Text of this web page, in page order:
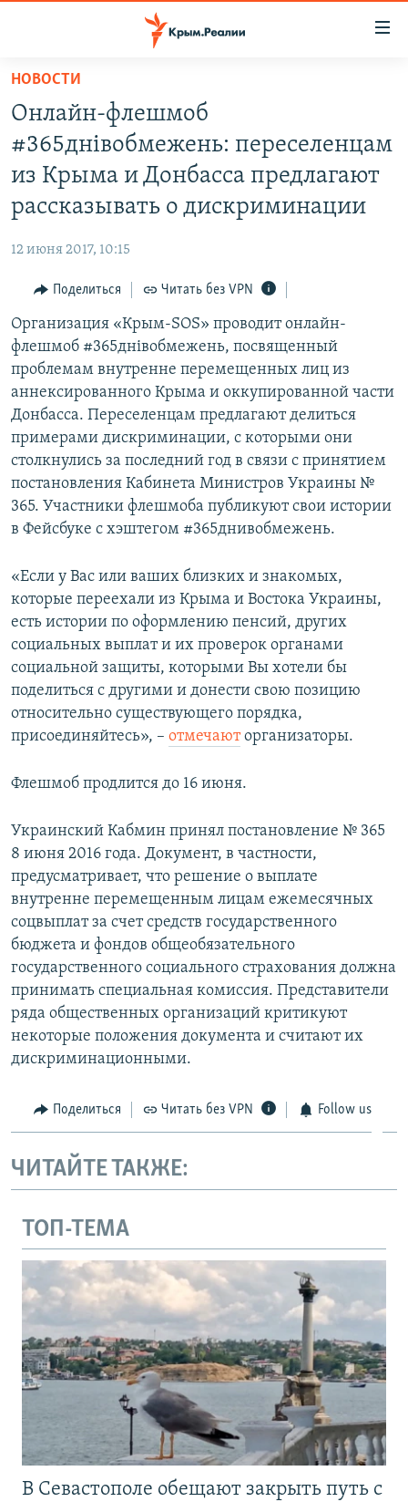
Вернуться
основному
содержанию
Вернутся
главной
Вернутся
поиску
СПЕЦПРОЕКТЫ
ГРУЗ 200
ВОДА
ИНФОГРАФИКА
ТЕЛЕПРОЕКТ КРЫМ.РЕАЛИИ
СОВЕТЫ ПРАВОЗАЩИТНИКОВ
ПРОПАВШИЕ БЕЗ ВЕСТИ
ПОБЕДИТЕЛЕЙ НЕ СУДЯТ?
КРЫМ.НЕПОКОРЕННЫЙ
ELIFBE
УКРАИНСКАЯ ПРОБЛЕМА КРЫМА
РАДІО СВОБОДА
КАК ОБОЙТИ БЛОКИРОВКУ
Українською
Qırımtatar
ПРИСОЕДИНЯЙТЕСЬ!
НОВОСТИ
Онлайн-флешмоб
#365днівобмежень: переселенцам
из Крыма и Донбасса предлагают
рассказывать о дискриминации
12 июня 2017, 10:15
Поделиться Читать без VPN
Организация «Крым-SOS» проводит онлайн-
флешмоб #365днівобмежень, посвященный
проблемам внутренне перемещенных лиц из
аннексированного Крыма и оккупированной части
Донбасса. Переселенцам предлагают делиться
примерами дискриминации, с которыми они
столкнулись за последний год в связи с принятием
постановления Кабинета Министров Украины №
365. Участники флешмоба публикуют свои истории
в Фейсбуке с хэштегом #365днивобмежень.
«Если у Вас или ваших близких и знакомых,
которые переехали из Крыма и Востока Украины,
есть истории по оформлению пенсий, других
социальных выплат и их проверок органами
социальной защиты, которыми Вы хотели бы
поделиться с другими и донести свою позицию
относительно существующего порядка,
присоединяйтесь», – отмечаюторганизаторы.
Флешмоб продлится до 16 июня.
Украинский Кабмин принял постановление № 365
8 июня 2016 года. Документ, в частности,
предусматривает, что решение о выплате
внутренне перемещенным лицам ежемесячных
соцвыплат за счет средств государственного
бюджета и фондов общеобязательного
государственного социального страхования должна
принимать специальная комиссия. Представители
ряда общественных организаций критикуют
некоторые положения документа и считают их
дискриминационными.
Поделиться Читать без VPN Follow us
ЧИТАЙТЕ ТАКЖЕ:
ТОП-ТЕМА
В Севастополе обещают закрыть путь с